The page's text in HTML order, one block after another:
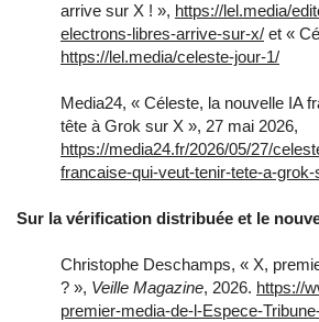
arrive sur X ! », https://lel.media/
electrons-libres-arrive-sur-x/ et «
https://lel.media/celeste-jour-1/
Media24, « Céleste, la nouvelle IA
tête à Grok sur X », 27 mai 2026,
https://media24.fr/2026/05/27/
francaise-qui-veut-tenir-tete-a-
Sur la vérification distribuée et le
Christophe Deschamps, « X,
? », Veille Magazine, 2026. https://
premier-media-de-l-Espece-